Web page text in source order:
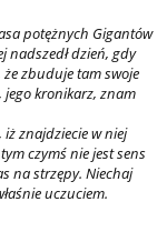
potężnych Gigantów
nadszedł dzień, gdy
zbuduje tam swoje
jego kronikarz, znam
iż znajdziecie w niej
czymś nie jest sens
na strzępy. Niechaj
uczuciem.